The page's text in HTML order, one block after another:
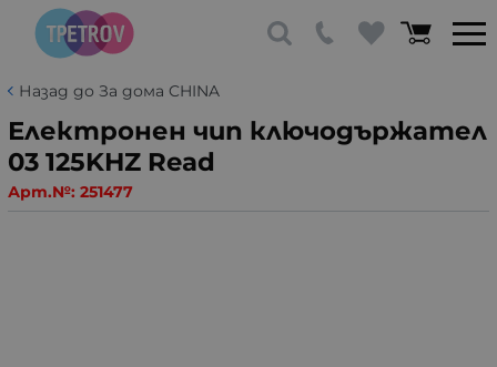
Назад до За дома CHINA
Електронен чип ключодържател
03 125KHZ Read
Арт.№: 251477